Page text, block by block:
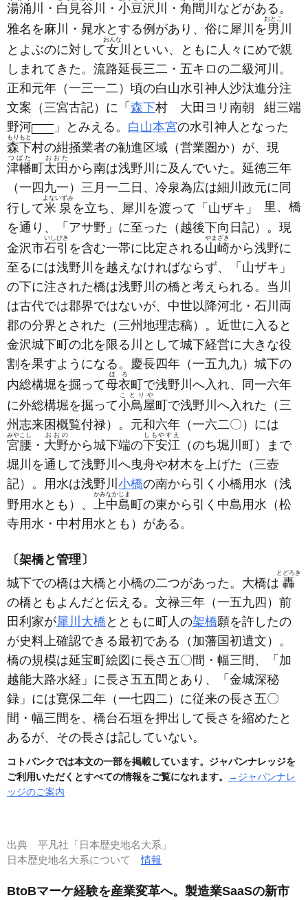
湯涌 川・ 白見谷 川・ 小豆沢 川・ 角間 川などがある。
雅名を麻川・晁水とする例があり、俗に犀川を 男
おとこ
川
とよぶのに対して女
おんな
川といい、ともに人々にめで親
しまれてきた。流路延長三二・五キロの二級河川。
正和元年 （一三一二） 頃の白山水引神人沙汰進分注
文案 （三宮古記） に「 森下村 紺三端
大田ヨリ南朝
野河
」とみえる。 白山本宮の水引神人となった
森下
もりもと
村の紺掻業者の勧進区域 （営業圏か） が、現
津幡
つばた
町 太田
おおた
から南は浅野川に及んでいた。延徳三年
（一四九一） 三月一二日、冷泉為広は細川政元に同
行して米泉
よないずみ
を立ち、犀川を渡って「山ザキ 里、橋
」
を通り、「アサ野」に至った （越後下向日記） 。現
金沢市石引
いしびき
を含む一帯に比定される山崎
やまざき
から浅野に
至るには浅野川を越えなければならず、「山ザキ」
の下に注された橋は浅野川の橋と考えられる。当川
は古代では郡界ではないが、中世以降河北・石川両
郡の分界とされた （三州地理志稿） 。近世に入ると
金沢城下町の北を限る川として城下経営に大きな役
割を果すようになる。慶長四年 （一五九九） 城下の
内総構堀を掘って母衣
ほろ
町で浅野川へ入れ、同一六年
に外総構堀を掘って小鳥屋
ことりや
町で浅野川へ入れた （三
州志来困概覧付禄） 。元和六年 （一六二〇） には
宮腰
みやこし
・ 大野
おおの
から城下端の下安江
しもやすえ
（のち堀川町）
まで
堀川を通して浅野川へ曳舟や材木を上げた （三壺
記） 。用水は浅野川 小橋の南から引く小橋用水 （浅
野用水とも） 、 上中島
かみなかじま
町の東から引く中島用水 （松
寺用水・中村用水とも） がある。
〔架橋と管理〕
城下での橋は大橋と小橋の二つがあった。大橋は 轟
とどろき
の橋ともよんだと伝える。文禄三年 （一五九四） 前
田利家が犀川大橋 とともに町人の架橋願を許したの
が史料上確認できる最初である （加藩国初遺文） 。
橋の規模は延宝町絵図に長さ五〇間・幅三間、「加
越能大路水経」に長さ五五間とあり、「金城深秘
録」には寛保二年 （一七四二） に従来の長さ五〇
間・幅三間を、橋台石垣を押出して長さを縮めたと
あるが、その長さは記していない。
コトバンクでは本文の一部を掲載しています。ジャパンナレッジを
ご利用いただくとすべての情報をご覧になれます。
→ジャパンナレ
ッジのご案内
出典 平凡社「日本歴史地名大系」
日本歴史地名大系について情報
BtoBマーケ経験を産業変革へ。製造業SaaSの新市